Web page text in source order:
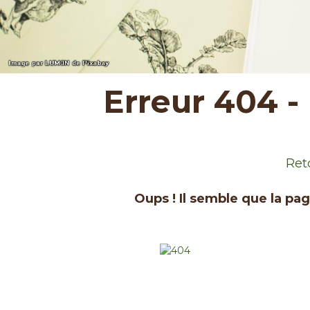
Erreur 404
Oups ! Il semble que la